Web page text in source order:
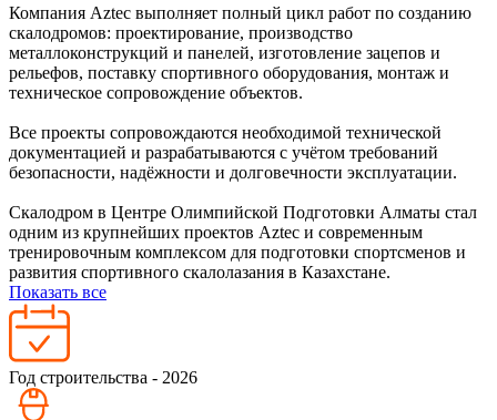
Компания Aztec выполняет полный цикл работ по созданию
скалодромов: проектирование, производство
металлоконструкций и панелей, изготовление зацепов и
рельефов, поставку спортивного оборудования, монтаж и
техническое сопровождение объектов.
Все проекты сопровождаются необходимой технической
документацией и разрабатываются с учётом требований
безопасности, надёжности и долговечности эксплуатации.
Скалодром в Центре Олимпийской Подготовки Алматы стал
одним из крупнейших проектов Aztec и современным
тренировочным комплексом для подготовки спортсменов и
развития спортивного скалолазания в Казахстане.
Показать все
Год строительства - 2026